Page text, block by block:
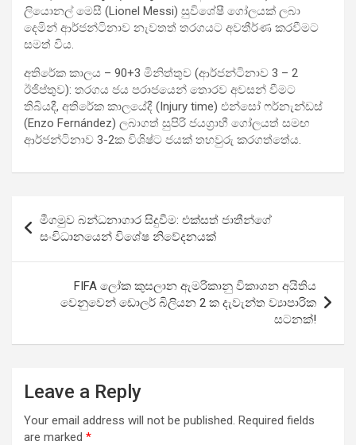
ලියොනල් මෙසී (Lionel Messi) සුවිශේෂී ගෝලයක් ලබා
දෙමින් ආර්ජන්ටිනාව නැවතත් තරගයට අවතීර්ණ කරවීමට
සමත් විය.
අතිරේක කාලය – 90+3 මිනිත්තුව (ආර්ජන්ටිනාව 3 – 2
ඊජිප්තුව): තරගය ජය පරාජයෙන් තොරව අවසන් වීමට
තිබියදී, අතිරේක කාලයේදී (Injury time) එන්සෝ ෆර්නැන්ඩස්
(Enzo Fernández) ලබාගත් සුපිරි ජයග්‍රාහී ගෝලයත් සමඟ
ආර්ජන්ටිනාව 3-2ක විශිෂ්ට ජයක් තහවුරු කරගත්තේය.
Post
navigation
මීගමුව බන්ධනාගාර සිදුවීම: එක්සත් ජාතීන්ගේ
සංවිධානයෙන් විශේෂ නිවේදනයක්
FIFA ලෝක කුසලාන ඇමරිකානු විකාශන අයිතිය
වෙනුවෙන් ඩොලර් බිලියන 2 ක දැවැන්ත ව්‍යාපාරික
සටනක්!
Leave a Reply
Your email address will not be published. Required fields
are marked *